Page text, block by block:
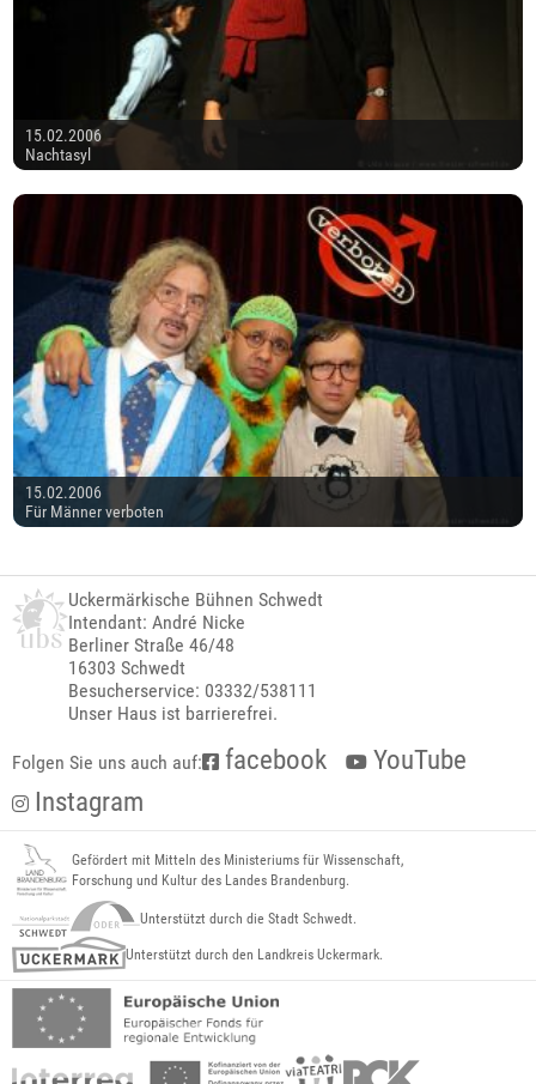
15.02.2006
Nachtasyl
15.02.2006
Für Männer verboten
Uckermärkische Bühnen Schwedt
Intendant: André Nicke
Berliner Straße 46/48
16303 Schwedt
Besucherservice: 03332/538111
Unser Haus ist barrierefrei.
Folgen Sie uns auch auf: facebook
YouTube
Instagram
Gefördert mit Mitteln des Ministeriums für Wissenschaft,
Forschung und Kultur des Landes Brandenburg.
Unterstützt durch die Stadt Schwedt.
Unterstützt durch den Landkreis Uckermark.